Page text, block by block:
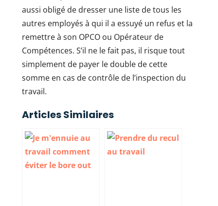
aussi obligé de dresser une liste de tous les
autres employés à qui il a essuyé un refus et la
remettre à son OPCO ou Opérateur de
Compétences. S’il ne le fait pas, il risque tout
simplement de payer le double de cette
somme en cas de contrôle de l’inspection du
travail.
Articles Similaires